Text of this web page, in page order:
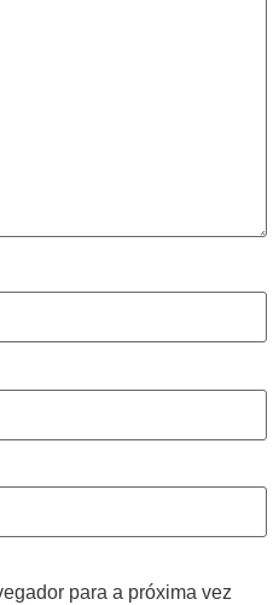
para a próxima vez